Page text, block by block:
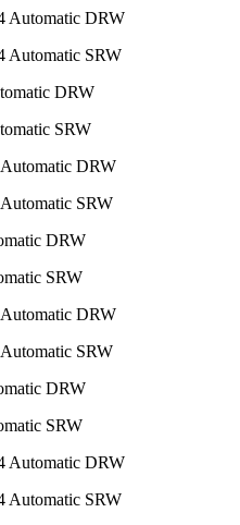
Automatic DRW
Automatic SRW
DRW
SRW
DRW
SRW
DRW
SRW
DRW
SRW
DRW
SRW
Automatic DRW
Automatic SRW